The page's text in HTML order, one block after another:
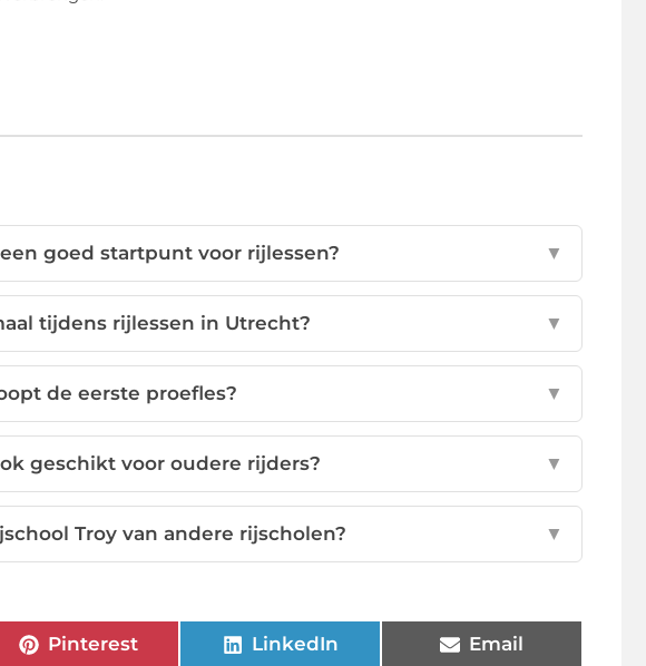
goed startpunt voor rijlessen? ▼
tijdens rijlessen in Utrecht? ▼
de eerste proefles? ▼
geschikt voor oudere rijders? ▼
Troy van andere rijscholen? ▼
Pinterest LinkedIn Email